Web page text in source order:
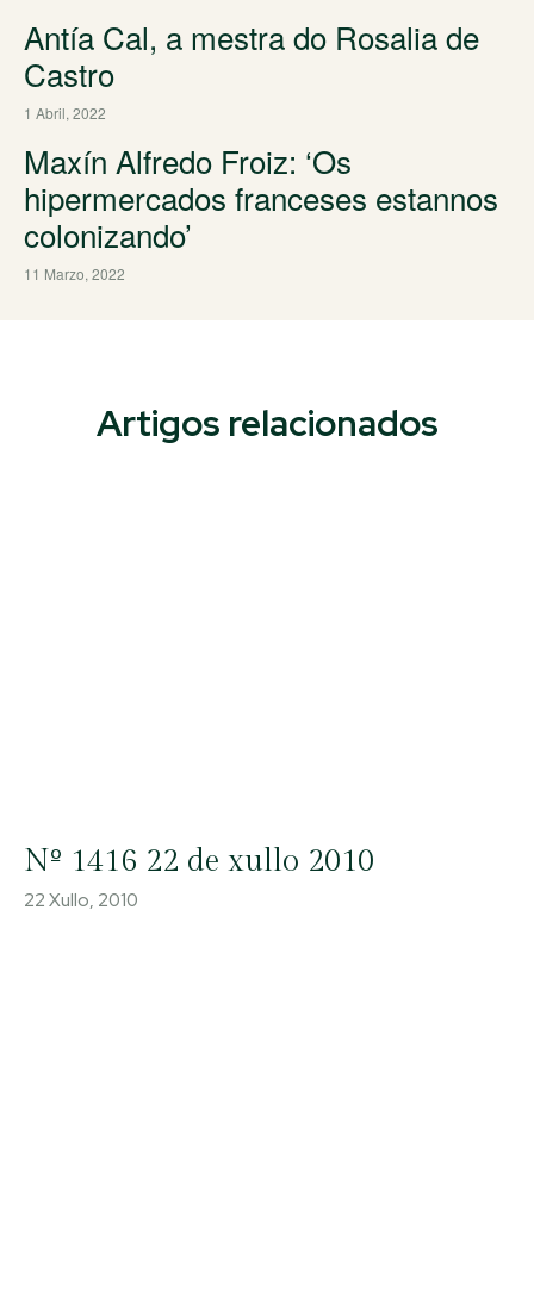
Antía Cal, a mestra do Rosalia de
Castro
1 Abril, 2022
Maxín Alfredo Froiz: ‘Os
hipermercados franceses estannos
colonizando’
11 Marzo, 2022
Artigos relacionados
Nº 1416 22 de xullo 2010
22 Xullo, 2010